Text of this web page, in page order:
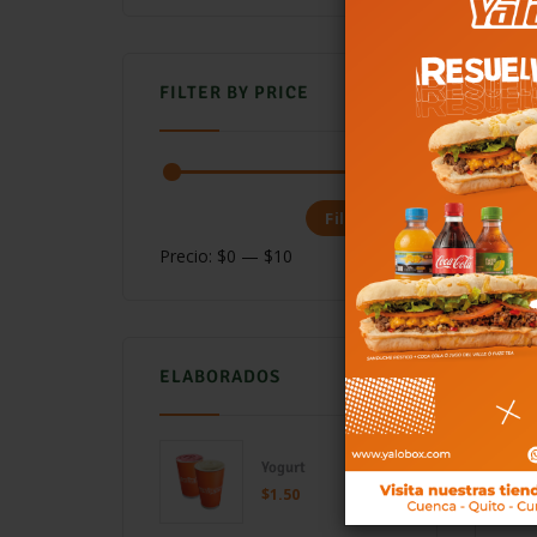
FILTER BY PRICE
Filtrar
Precio: $0 — $10
ELABORADOS
Yogurt
$1.50